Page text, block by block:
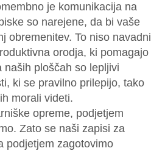
je komunikacija na
so narejene, da bi vaše
obremenitev. To niso navadni
orodja, ki pomagajo
ploščah so lepljivi
ki se pravilno prilepijo, tako
morali videti.
opreme, podjetjem
Zato se naši zapisi za
podjetjem zagotovimo